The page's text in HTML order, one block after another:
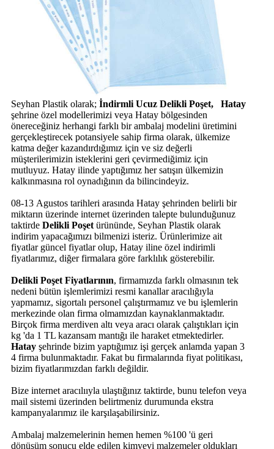
Seyhan Plastik olarak; İndirmli Ucuz Delikli Poşet, Hatay
şehrine özel modellerimizi veya Hatay bölgesinden
önereceğiniz herhangi farklı bir ambalaj modelini üretimini
gerçekleştirecek potansiyele sahip firma olarak, ülkemize
katma değer kazandırdığımız için ve siz değerli
müşterilerimizin isteklerini geri çevirmediğimiz için
mutluyuz. Hatay ilinde yaptığımız her satışın ülkemizin
kalkınmasına rol oynadığının da bilincindeyiz.
08-13 Agustos tarihleri arasında Hatay şehrinden belirli bir
miktarın üzerinde internet üzerinden talepte bulunduğunuz
taktirde Delikli Poşet ürününde, Seyhan Plastik olarak
indirim yapacağımızı bilmenizi isteriz. Ürünlerimize ait
fiyatlar güncel fiyatlar olup, Hatay iline özel indirimli
fiyatlarımız, diğer firmalara göre farklılık gösterebilir.
Delikli Poşet Fiyatlarının, firmamızda farklı olmasının tek
nedeni bütün işlemlerimizi resmi kanallar aracılığıyla
yapmamız, sigortalı personel çalıştırmamız ve bu işlemlerin
merkezinde olan firma olmamızdan kaynaklanmaktadır.
Birçok firma merdiven altı veya aracı olarak çalıştıkları için
kg 'da 1 TL kazansam mantığı ile haraket etmektedirler.
Hatay şehrinde bizim yaptığımız işi gerçek anlamda yapan 3
4 firma bulunmaktadır. Fakat bu firmalarında fiyat politikası,
bizim fiyatlarımızdan farklı değildir.
Bize internet aracılııyla ulaştığınız taktirde, bunu telefon veya
mail sistemi üzerinden belirtmeniz durumunda ekstra
kampanyalarımız ile karşılaşabilirsiniz.
Ambalaj malzemelerinin hemen hemen %100 'ü geri
dönüşüm sonucu elde edilen kimyevi malzemeler oldukları